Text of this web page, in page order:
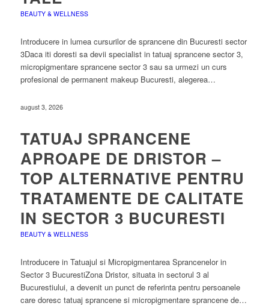
BEAUTY & WELLNESS
Introducere in lumea cursurilor de sprancene din Bucuresti sector
3Daca iti doresti sa devii specialist in tatuaj sprancene sector 3,
micropigmentare sprancene sector 3 sau sa urmezi un curs
profesional de permanent makeup Bucuresti, alegerea…
august 3, 2026
TATUAJ SPRANCENE
APROAPE DE DRISTOR –
TOP ALTERNATIVE PENTRU
TRATAMENTE DE CALITATE
IN SECTOR 3 BUCURESTI
BEAUTY & WELLNESS
Introducere in Tatuajul si Micropigmentarea Sprancenelor in
Sector 3 BucurestiZona Dristor, situata in sectorul 3 al
Bucurestiului, a devenit un punct de referinta pentru persoanele
care doresc tatuaj sprancene si micropigmentare sprancene de…